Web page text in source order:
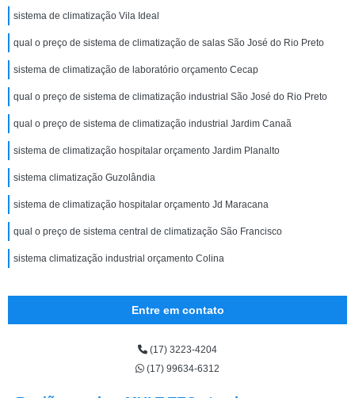
sistema de climatização Vila Ideal
qual o preço de sistema de climatização de salas São José do Rio Preto
sistema de climatização de laboratório orçamento Cecap
qual o preço de sistema de climatização industrial São José do Rio Preto
qual o preço de sistema de climatização industrial Jardim Canaã
sistema de climatização hospitalar orçamento Jardim Planalto
sistema climatização Guzolândia
sistema de climatização hospitalar orçamento Jd Maracana
qual o preço de sistema central de climatização São Francisco
sistema climatização industrial orçamento Colina
Entre em contato
(17) 3223-4204
(17) 99634-6312